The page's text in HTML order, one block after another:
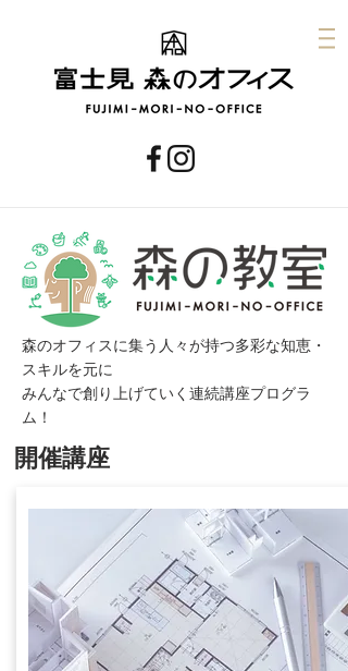
森のオフィスに集う人々が持つ多彩な知恵・
スキルを元に
みんなで創り上げていく連続​講座プログラ
ム！
開催講座